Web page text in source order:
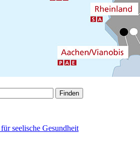
seelische Gesundheit